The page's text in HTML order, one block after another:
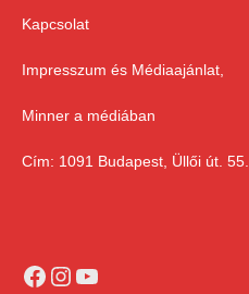
Kapcsolat
Impresszum és Médiaajánlat,
Minner a médiában
Cím: 1091 Budapest, Üllői út. 55.
Facebook
Instagram
YouTube